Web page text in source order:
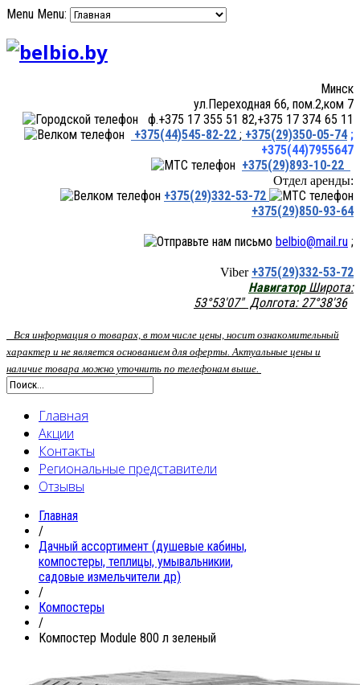
Menu Menu:
Минск
ул.Переходная 66, пом.2,ком 7
ф.+375 17 355 51 82,+375 17 374 65 11
+375(44)545-82-22 ; +375(29)350-05-74 ;
+375(44)7955647
+375(29)893-10-22
Отдел аренды:
+375(29)332-53-72
+375(29)850-93-64
belbio@mail.ru ;
Viber +375(29)332-53-72
НавигаторШирота:
53°53'07" Долгота: 27°38'36
Вся информация о товарах, в том числе цены, носит ознакомительный
характер и не является основанием для оферты. Актуальные цены и
наличие товара можно уточнить по телефонам выше.
Главная
Акции
Контакты
Региональные представители
Отзывы
Главная
/
Дачный ассортимент (душевые кабины,
компостеры, теплицы, умывальникии,
садовые измельчители др)
/
Компостеры
/
Компостер Module 800 л зеленый